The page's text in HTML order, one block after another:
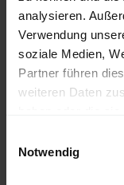
analysieren.
Verwendung
soziale Medien,
Partner führen
weiteren Daten
Notwendig
EIN PAAR